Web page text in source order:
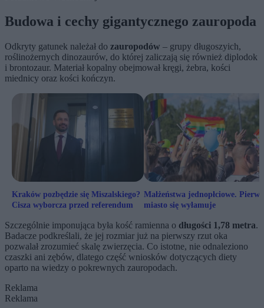
Budowa i cechy gigantycznego zauropoda
Odkryty gatunek należał do zauropodów – grupy długoszyich,
roślinożernych dinozaurów, do której zaliczają się również diplodok
i brontozaur. Materiał kopalny obejmował kręgi, żebra, kości
miednicy oraz kości kończyn.
Kraków pozbędzie się Miszalskiego?
Cisza wyborcza przed referendum
Małżeństwa jednopłciowe.
miasto się wyłamuje
Szczególnie imponująca była kość ramienna o długości 1,78 metra.
Badacze podkreślali, że jej rozmiar już na pierwszy rzut oka
pozwalał zrozumieć skalę zwierzęcia. Co istotne, nie odnaleziono
czaszki ani zębów, dlatego część wniosków dotyczących diety
oparto na wiedzy o pokrewnych zauropodach.
Reklama
Reklama